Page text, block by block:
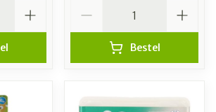
Bestel